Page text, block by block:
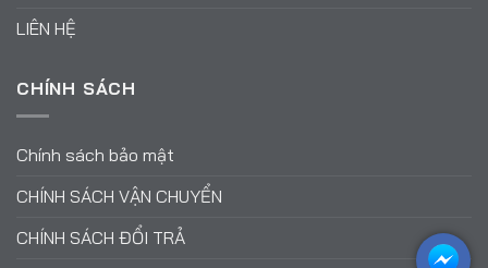
LIÊN HỆ
CHÍNH SÁCH
Chính sách bảo mật
CHÍNH SÁCH VẬN CHUYỂN
CHÍNH SÁCH ĐỔI TRẢ